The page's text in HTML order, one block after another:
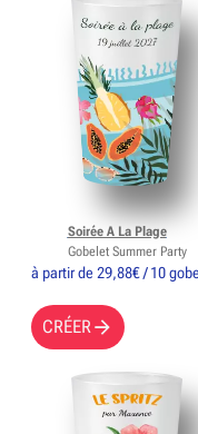
à partir de 29,88€ / 10
CRÉER
Soirée A La Plage
Gobelet Summer Party